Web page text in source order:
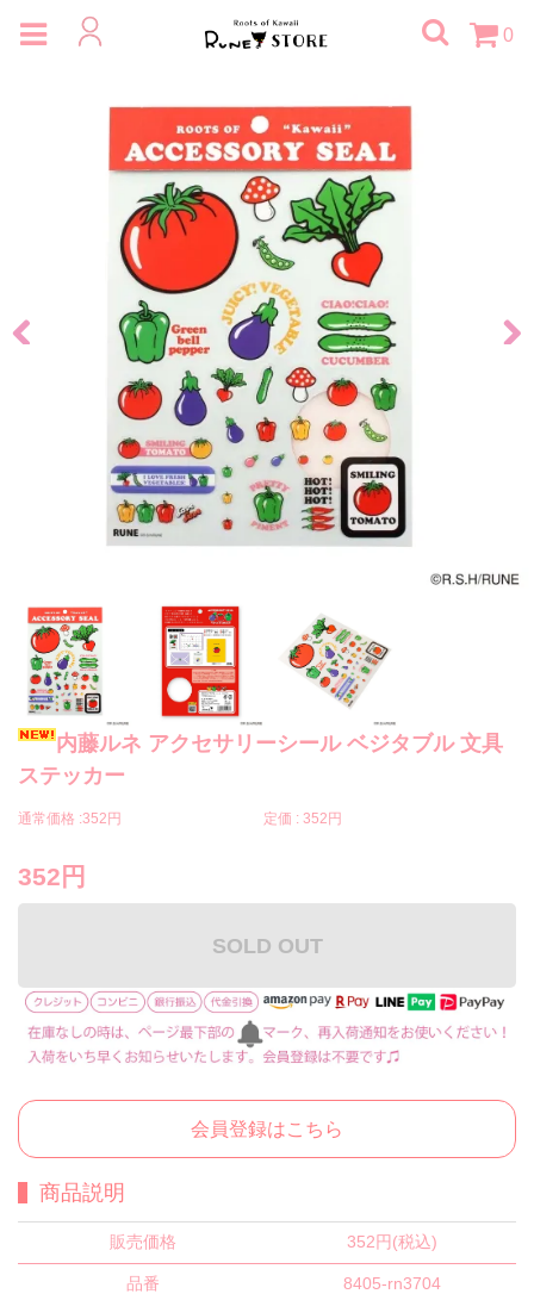
0
内藤ルネ アクセサリーシール ベジタブル 文具
ステッカー
通常価格 :352円 定価 : 352円
352円
SOLD OUT
会員登録はこちら
商品説明
販売価格 352円(税込)
品番 8405-rn3704